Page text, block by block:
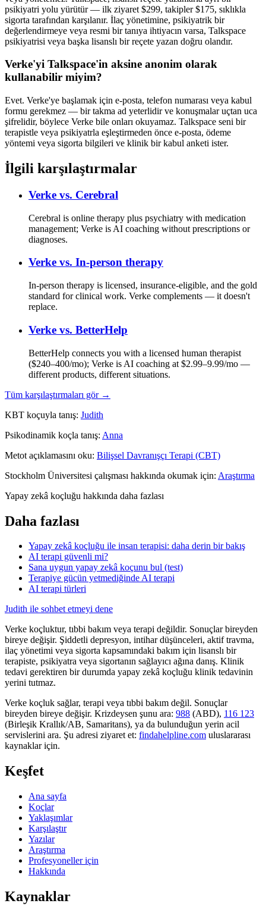
psikiyatri yolu yürütür — ilk ziyaret $299, takipler $175, sıklıkla
sigorta tarafından karşılanır. İlaç yönetimine, psikiyatrik bir
değerlendirmeye veya resmi bir tanıya ihtiyacın varsa, Talkspace
psikiyatrisi veya başka lisanslı bir reçete yazan doğru olandır.
Verke'yi Talkspace'in aksine anonim olarak
kullanabilir miyim?
Evet. Verke'ye başlamak için e-posta, telefon numarası veya kabul
formu gerekmez — bir takma ad yeterlidir ve konuşmalar uçtan uca
şifrelidir, böylece Verke bile onları okuyamaz. Talkspace seni bir
terapistle veya psikiyatrla eşleştirmeden önce e-posta, ödeme
yöntemi veya sigorta bilgileri ve klinik bir kabul anketi ister.
İlgili karşılaştırmalar
Verke vs. Cerebral
Cerebral is online therapy plus psychiatry with medication
management; Verke is AI coaching without prescriptions or
diagnoses.
Verke vs. In-person therapy
In-person therapy is licensed, insurance-eligible, and the gold
standard for clinical work. Verke complements — it doesn't
replace.
Verke vs. BetterHelp
BetterHelp connects you with a licensed human therapist
($240–400/mo); Verke is AI coaching at $2.99–9.99/mo —
different products, different situations.
Tüm karşılaştırmaları gör →
KBT koçuyla tanış: Judith
Psikodinamik koçla tanış: Anna
Metot açıklamasını oku: Bilişsel Davranışçı Terapi (CBT)
Stockholm Üniversitesi çalışması hakkında okumak için: Araştırma
Yapay zekâ koçluğu hakkında daha fazlası
Daha fazlası
Yapay zekâ koçluğu ile insan terapisi: daha derin bir bakış
AI terapi güvenli mi?
Sana uygun yapay zekâ koçunu bul (test)
Terapiye gücün yetmediğinde AI terapi
AI terapi türleri
Judith ile sohbet etmeyi dene
Verke koçluktur, tıbbi bakım veya terapi değildir. Sonuçlar bireyden
bireye değişir. Şiddetli depresyon, intihar düşünceleri, aktif travma,
ilaç yönetimi veya sigorta kapsamındaki bakım için lisanslı bir
terapiste, psikiyatra veya sigortanın sağlayıcı ağına danış. Klinik
tedavi gerektiren bir durumda yapay zekâ koçluğu klinik tedavinin
yerini tutmaz.
Verke koçluk sağlar, terapi veya tıbbi bakım değil. Sonuçlar
bireyden bireye değişir. Krizdeysen şunu ara: 988 (ABD), 116 123
(Birleşik Krallık/AB, Samaritans), ya da bulunduğun yerin acil
servislerini ara. Şu adresi ziyaret et: findahelpline.com uluslararası
kaynaklar için.
Keşfet
Ana sayfa
Koçlar
Yaklaşımlar
Karşılaştır
Yazılar
Araştırma
Profesyoneller için
Hakkında
Kaynaklar